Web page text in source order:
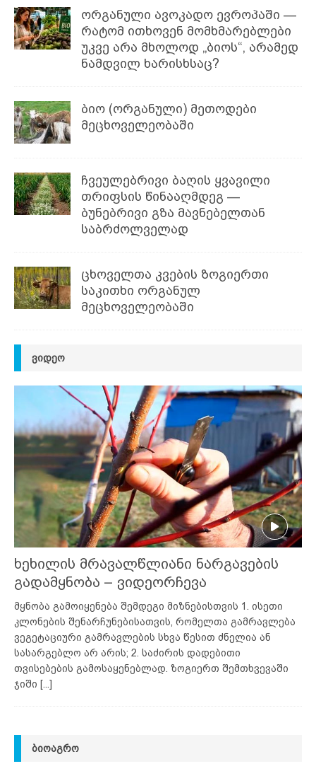
ორგანული ავოკადო ევროპაში —
რატომ ითხოვენ მომხმარებლები
უკვე არა მხოლოდ „ბიოს“, არამედ
ნამდვილ ხარისხსაც?
ბიო (ორგანული) მეთოდები
მეცხოველეობაში
ჩვეულებრივი ბაღის ყვავილი
თრიფსის წინააღმდეგ —
ბუნებრივი გზა მავნებელთან
საბრძოლველად
ცხოველთა კვების ზოგიერთი
საკითხი ორგანულ
მეცხოველეობაში
ᲕᲘᲓᲔᲝ
ხეხილის მრავალწლიანი ნარგავების
გადამყნობა – ვიდეორჩევა
მყნობა გამოიყენება შემდეგი მიზნებისთვის 1. ისეთი
კლონების შენარჩუნებისათვის, რომელთა გამრავლება
ვეგეტაციური გამრავლების სხვა წესით ძნელია ან
სასარგებლო არ არის; 2. საძირის დადებითი
თვისებების გამოსაყენებლად. ზოგიერთ შემთხვევაში
ჯიში [...]
ᲑᲘᲝᲐᲒᲠᲝ